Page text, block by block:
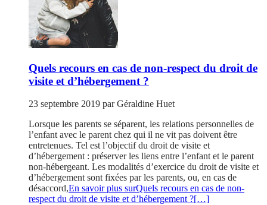
Quels recours en cas de non-respect du droit de
visite et d’hébergement ?
23 septembre 2019 parGéraldine Huet
Lorsque les parents se séparent, les relations personnelles de
l’enfant avec le parent chez qui il ne vit pas doivent être
entretenues. Tel est l’objectif du droit de visite et
d’hébergement : préserver les liens entre l’enfant et le parent
non-hébergeant. Les modalités d’exercice du droit de visite et
d’hébergement sont fixées par les parents, ou, en cas de
désaccord,En savoir plus surQuels recours en cas de non-
respect du droit de visite et d’hébergement ?[…]